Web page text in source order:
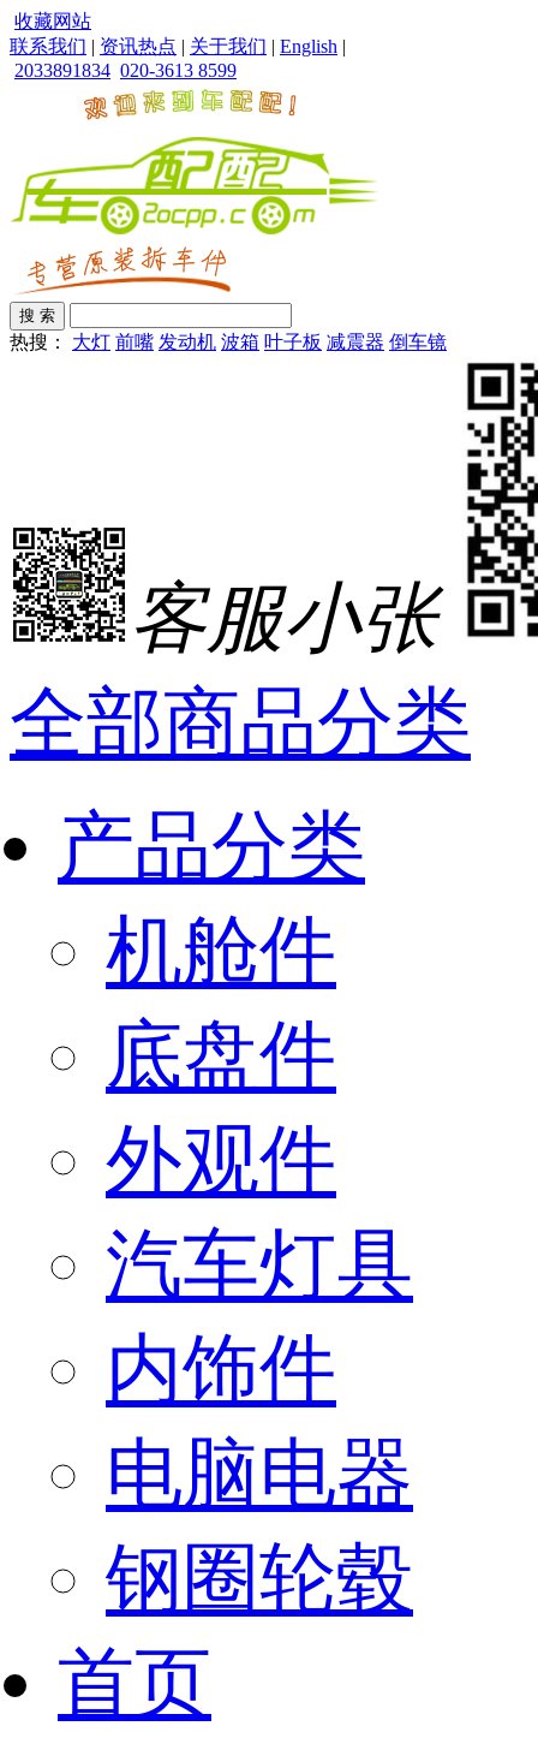
收藏网站
联系我们 | 资讯热点 | 关于我们 | English |
2033891834 020-3613 8599
热搜： 大灯 前嘴 发动机 波箱 叶子板 减震器 倒车镜
客服小张
全部商品分类
产品分类
机舱件
底盘件
外观件
汽车灯具
内饰件
电脑电器
钢圈轮毂
首页